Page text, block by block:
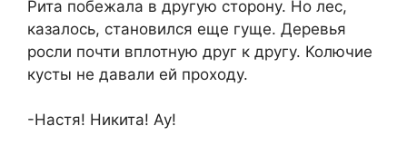
Рита побежала в другую сторону. Но лес,
казалось, становился еще гуще. Деревья
росли почти вплотную друг к другу. Колючие
кусты не давали ей проходу.
-Настя! Никита! Ау!